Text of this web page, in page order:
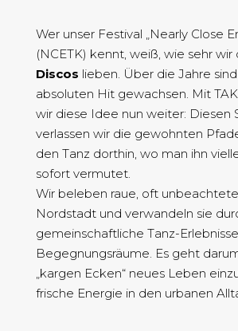
Wer unser Festival „Nearly Close
(NCETK) kennt, weiß, wie sehr wir
Discos lieben. Über die Jahre
absoluten Hit gewachsen. Mit
wir diese Idee nun weiter: Diesen
verlassen wir die gewohnten
den Tanz dorthin, wo man ihn
sofort vermutet.
Wir beleben raue, oft
Nordstadt und verwandeln sie
gemeinschaftliche Tanz-
Begegnungsräume. Es geht
„kargen Ecken“ neues Leben
frische Energie in den urbanen